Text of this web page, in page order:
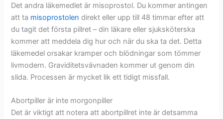
Det andra läkemedlet är misoprostol. Du kommer antingen
att ta misoprostolen direkt eller upp till 48 timmar efter att
du tagit det första pillret – din läkare eller sjuksköterska
kommer att meddela dig hur och när du ska ta det. Detta
läkemedel orsakar kramper och blödningar som tömmer
livmodern. Graviditetsvävnaden kommer ut genom din
slida. Processen är mycket lik ett tidigt missfall.
Abortpiller är inte morgonpiller
Det är viktigt att notera att abortpillret inte är detsamma